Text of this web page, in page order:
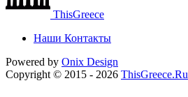
ThisGreece
Наши Контакты
Powered by Onix Design
Copyright © 2015 - 2026 ThisGreece.Ru